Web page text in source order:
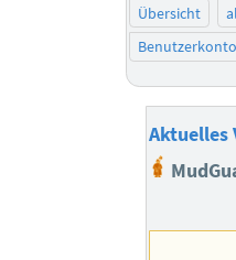
Übersicht
Aktuelles